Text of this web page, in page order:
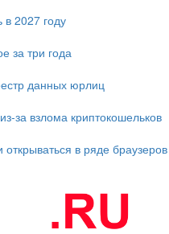
в 2027 году
за три года
данных юрлиц
за взлома криптокошельков
в ряде браузеров